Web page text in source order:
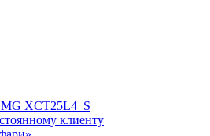
XCT25L4_S
клиенту